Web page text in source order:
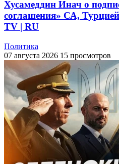
Хусамеддин Инач о
соглашения» СА,
TV | RU
Политика
07 августа 2026 15 просмотров